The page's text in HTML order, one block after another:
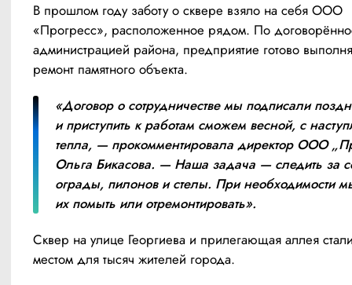
В прошлом году заботу о сквере взяло на себя ООО
«Прогресс», расположенное рядом. По
администрацией района, предприятие готово
ремонт памятного объекта.
«Договор о сотрудничестве мы подписали
и приступить к работам сможем весной, с
тепла, — прокомментировала директор ООО
Ольга Бикасова. — Наша задача — следить за
ограды, пилонов и стелы. При необходимости
их помыть или отремонтировать».
Сквер на улице Георгиева и прилегающая аллея
местом для тысяч жителей города.